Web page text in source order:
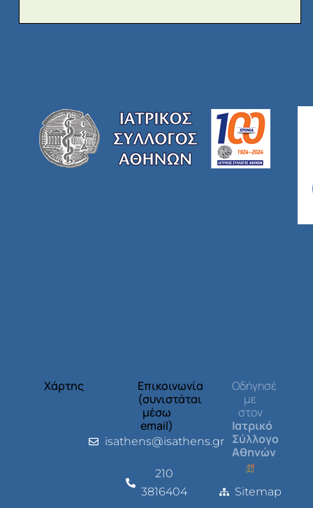
Χάρτης
Επικοινωνία
(συνιστάται
μέσω
email)
isathens@isathens.gr
210
3816404
Οδήγησέ
με
στον
Ιατρικό
Σύλλογο
Αθηνών
Sitemap